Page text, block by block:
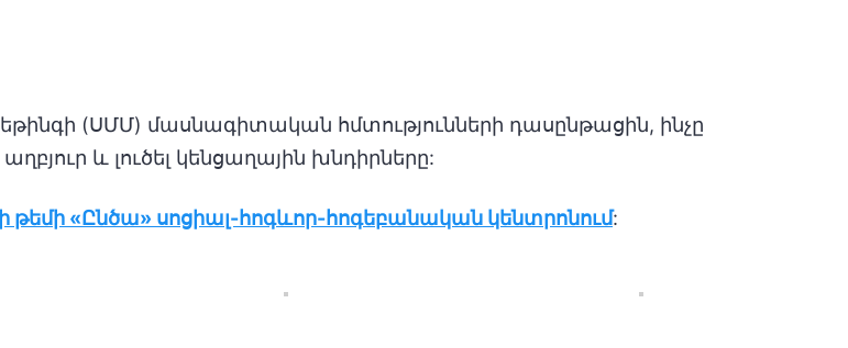
(ՍՄՄ) մասնագիտական հմտությունների դասընթացին, ինչը
և լուծել կենցաղային խնդիրները:
թեմի «Ընծա» սոցիալ-հոգևոր-հոգեբանական կենտրոնում: